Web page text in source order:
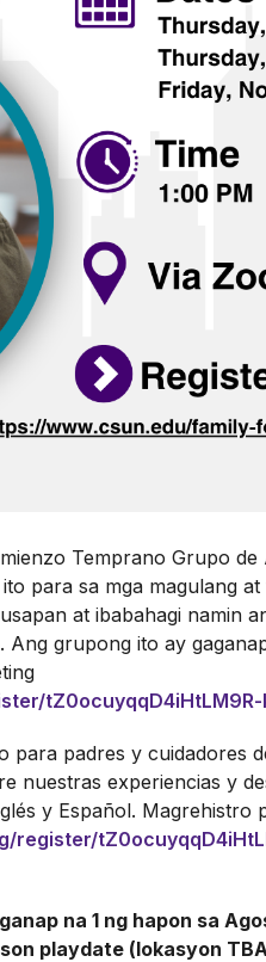
Temprano Grupo de
para sa mga magulang
at ibabahagi namin
grupong ito ay
tZ0ocuyqqD4iHtLM9R-
para padres y cuidadores
nuestras experiencias y
y Español. Magrehistro
register/
na 1 ng hapon sa
playdate (lokasyon